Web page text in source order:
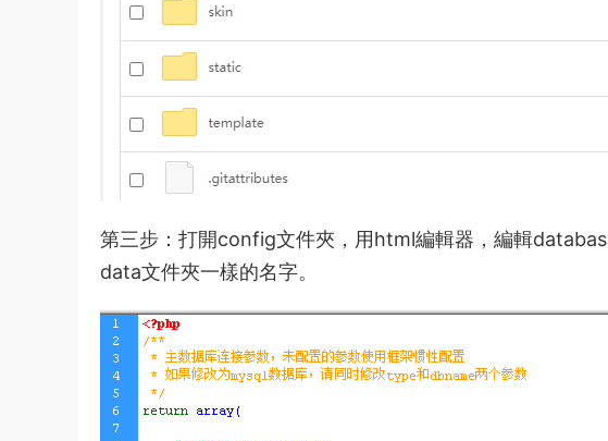
第三步：打開config文件夾，用html編輯器，編輯
data文件夾一樣的名字。